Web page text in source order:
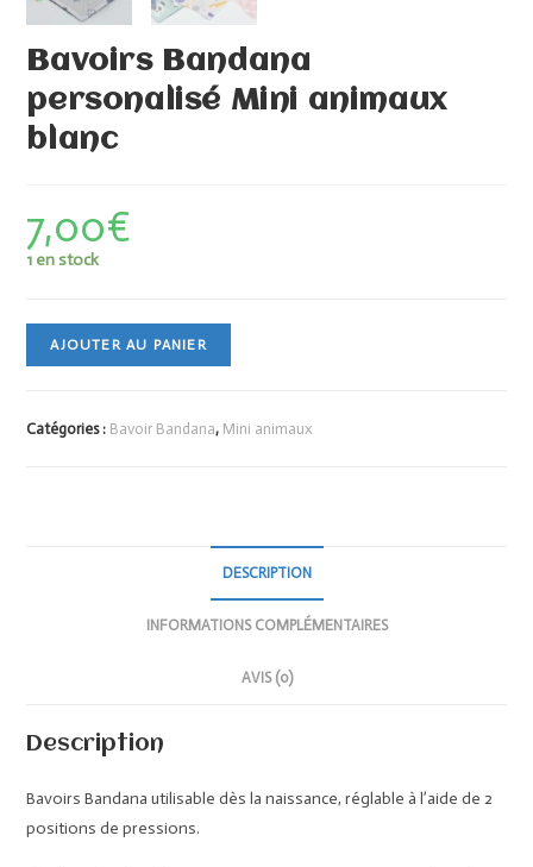
Bavoirs Bandana
personalisé Mini animaux
blanc
7,00€
1 en stock
AJOUTER AU PANIER
Catégories : Bavoir Bandana, Mini animaux
DESCRIPTION
INFORMATIONS COMPLÉMENTAIRES
AVIS (0)
Description
Bavoirs Bandana utilisable dès la naissance, réglable à l’aide de 2
positions de pressions.